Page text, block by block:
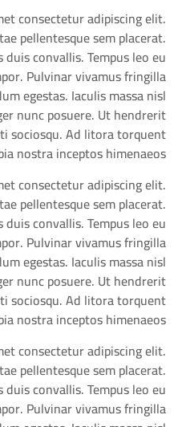
consectetur adipiscing elit.
pellentesque sem placerat.
convallis. Tempus leo eu
Pulvinar vivamus fringilla
egestas. Iaculis massa nisl
nunc posuere. Ut hendrerit
sociosqu. Ad litora torquent
nostra inceptos himenaeos.
consectetur adipiscing elit.
pellentesque sem placerat.
convallis. Tempus leo eu
Pulvinar vivamus fringilla
egestas. Iaculis massa nisl
nunc posuere. Ut hendrerit
sociosqu. Ad litora torquent
nostra inceptos himenaeos.
consectetur adipiscing elit.
pellentesque sem placerat.
convallis. Tempus leo eu
Pulvinar vivamus fringilla